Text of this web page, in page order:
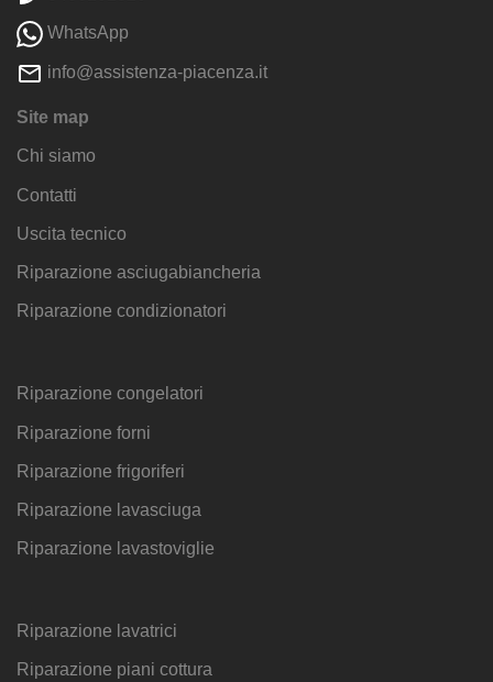
WhatsApp
info@assistenza-piacenza.it
Site map
Chi siamo
Contatti
Uscita tecnico
Riparazione asciugabiancheria
Riparazione condizionatori
Riparazione congelatori
Riparazione forni
Riparazione frigoriferi
Riparazione lavasciuga
Riparazione lavastoviglie
Riparazione lavatrici
Riparazione piani cottura